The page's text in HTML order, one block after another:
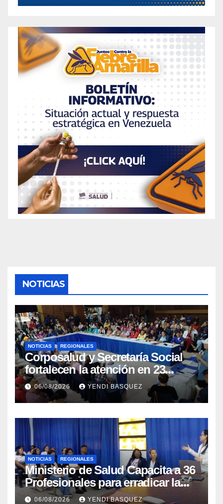
NOTICIAS
NOTICIAS REGIONALES
Corposalud y Secretaría Social
fortalecen la atención en 23
municipios
06/08/2026 YENDI BASQUEZ
NOTICIAS REGIONALES
Ministerio de Salud Capacita a 36
Profesionales para erradicar la
Tuberculosis en Yaracuy
06/08/2026 YENDI BASQUEZ